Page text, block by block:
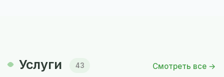
Услуги 43 Смотреть все →